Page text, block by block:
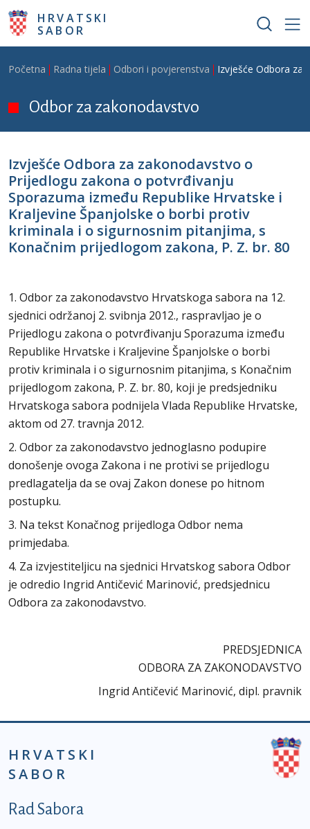
Skoči na glavni sadržaj
HRVATSKI
SABOR
Breadcrumb
Početna Radna tijela Odbori i povjerenstva Izvješće Odbora za
Odbor za zakonodavstvo
Izvješće Odbora za zakonodavstvo o
Prijedlogu zakona o potvrđivanju
Sporazuma između Republike Hrvatske i
Kraljevine Španjolske o borbi protiv
kriminala i o sigurnosnim pitanjima, s
Konačnim prijedlogom zakona, P. Z. br. 80
1. Odbor za zakonodavstvo Hrvatskoga sabora na 12.
sjednici održanoj 2. svibnja 2012., raspravljao je o
Prijedlogu zakona o potvrđivanju Sporazuma između
Republike Hrvatske i Kraljevine Španjolske o borbi
protiv kriminala i o sigurnosnim pitanjima, s Konačnim
prijedlogom zakona, P. Z. br. 80, koji je predsjedniku
Hrvatskoga sabora podnijela Vlada Republike Hrvatske,
aktom od 27. travnja 2012.
2. Odbor za zakonodavstvo jednoglasno podupire
donošenje ovoga Zakona i ne protivi se prijedlogu
predlagatelja da se ovaj Zakon donese po hitnom
postupku.
3. Na tekst Konačnog prijedloga Odbor nema
primjedaba.
4. Za izvjestiteljicu na sjednici Hrvatskog sabora Odbor
je odredio Ingrid Antičević Marinović, predsjednicu
Odbora za zakonodavstvo.
PREDSJEDNICA
ODBORA ZA ZAKONODAVSTVO
Ingrid Antičević Marinović, dipl. pravnik
HRVATSKI
SABOR
Podnožje prvi izbornik
Rad Sabora